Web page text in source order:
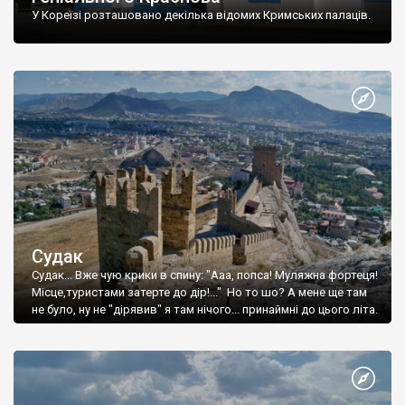
У Кореїзі розташовано декілька відомих Кримських палаців.
Судак
Судак... Вже чую крики в спину: "Ааа, попса! Муляжна фортеця!
Місце,туристами затерте до дір!..." Но то шо? А мене ще там
не було, ну не "дірявив" я там нічого... принаймні до цього літа.